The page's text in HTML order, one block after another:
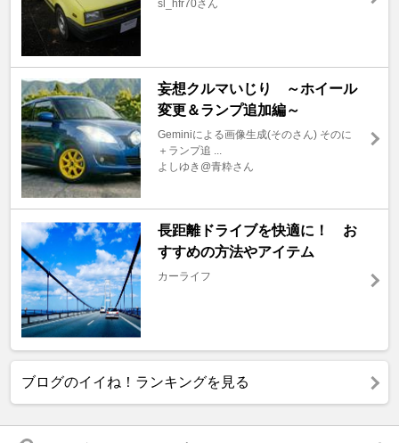
sl_hfr70さん
妄想クルマいじり ～ホイール
変更＆ランプ追加編～
Geminiによる画像生成(そのさん) そのに
＋ランプ追 ...
よしゆき@青粋さん
長距離ドライブを快適に！ お
すすめの方法やアイテム
カーライフ
ブログのイイね！ランキングを見る